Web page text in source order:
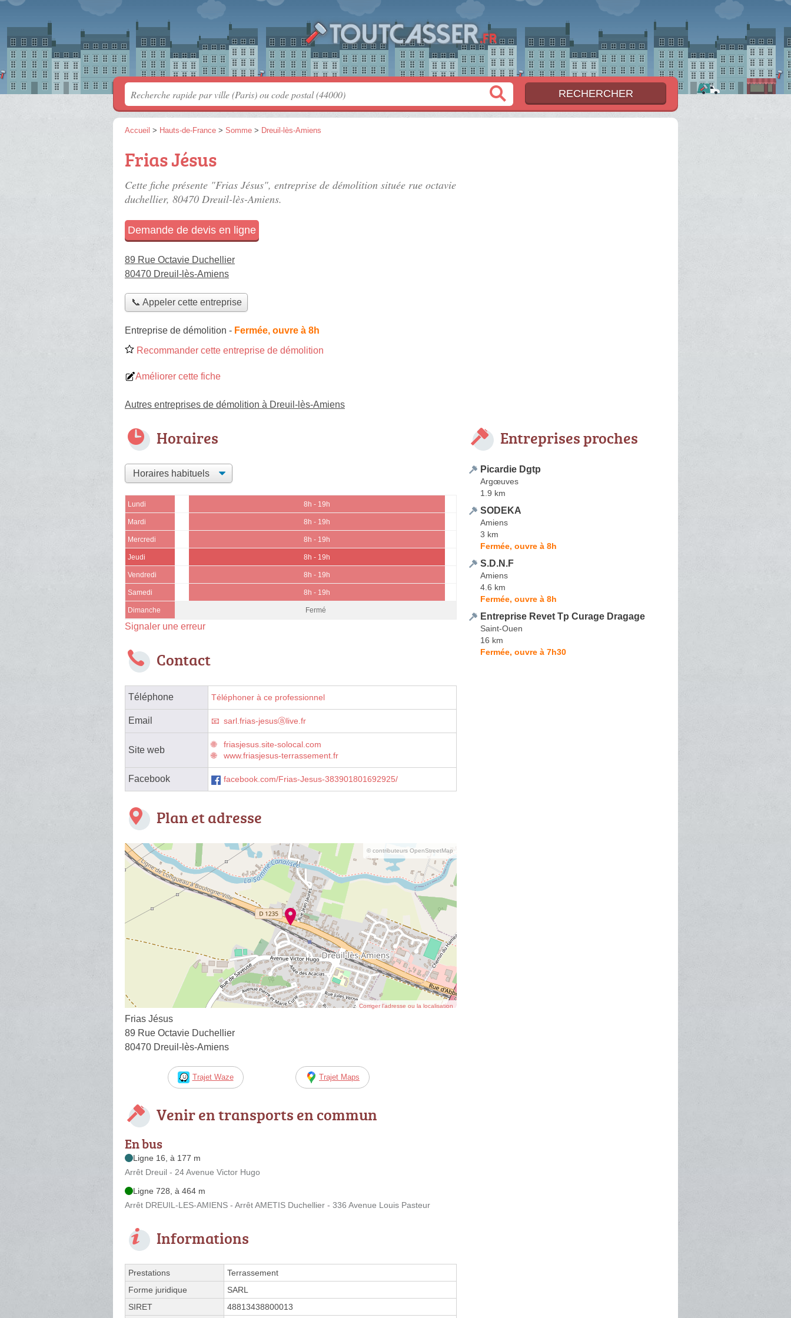
Accueil > Hauts-de-France > Somme > Dreuil-lès-Amiens
Frias Jésus
Cette fiche présente "Frias Jésus", entreprise de démolition située rue octavie
duchellier, 80470 Dreuil-lès-Amiens.
Demande de devis en ligne
89 Rue Octavie Duchellier
80470 Dreuil-lès-Amiens
📞 Appeler cette entreprise
Entreprise de démolition - Fermée, ouvre à 8h
Recommander cette entreprise de démolition
Améliorer cette fiche
Autres entreprises de démolition à Dreuil-lès-Amiens
Horaires
Lundi 8h - 19h
Mardi 8h - 19h
Mercredi 8h - 19h
Jeudi 8h - 19h
Vendredi 8h - 19h
Samedi 8h - 19h
Dimanche Fermé
Signaler une erreur
Contact
Téléphone Téléphoner à ce professionnel
Email sarl.frias-jesusⓐlive.fr
Site web
friasjesus.site-solocal.com
www.friasjesus-terrassement.fr
Facebook facebook.com/Frias-Jesus-383901801692925/
Plan et adresse
© contributeurs OpenStreetMap
Corriger l’adresse ou la localisation
Frias Jésus
89 Rue Octavie Duchellier
80470 Dreuil-lès-Amiens
Trajet Waze Trajet Maps
Venir en transports en commun
En bus
Ligne 16, à 177 m
Arrêt Dreuil - 24 Avenue Victor Hugo
Ligne 728, à 464 m
Arrêt DREUIL-LES-AMIENS - Arrêt AMETIS Duchellier - 336 Avenue Louis Pasteur
Informations
Prestations
Terrassement
Forme juridique
SARL
SIRET
48813438800013
Entreprises proches
Picardie Dgtp
Argœuves
1.9 km
SODEKA
Amiens
3 km
Fermée, ouvre à 8h
S.D.N.F
Amiens
4.6 km
Fermée, ouvre à 8h
Entreprise Revet Tp Curage Dragage
Saint-Ouen
16 km
Fermée, ouvre à 7h30